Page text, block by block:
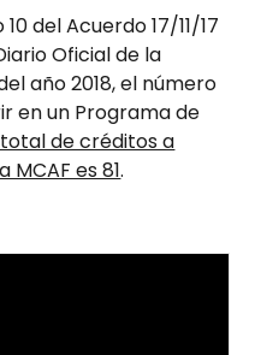
del Acuerdo 17/11/17
Oficial de la
año 2018, el número
en un Programa de
de créditos a
es 81.